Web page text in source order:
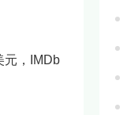
元，IMDb